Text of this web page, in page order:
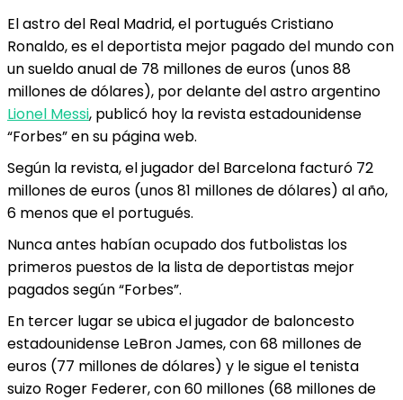
El astro del Real Madrid, el portugués Cristiano
Ronaldo, es el deportista mejor pagado del mundo con
un sueldo anual de 78 millones de euros (unos 88
millones de dólares), por delante del astro argentino
Lionel Messi, publicó hoy la revista estadounidense
“Forbes” en su página web.
Según la revista, el jugador del Barcelona facturó 72
millones de euros (unos 81 millones de dólares) al año,
6 menos que el portugués.
Nunca antes habían ocupado dos futbolistas los
primeros puestos de la lista de deportistas mejor
pagados según “Forbes”.
En tercer lugar se ubica el jugador de baloncesto
estadounidense LeBron James, con 68 millones de
euros (77 millones de dólares) y le sigue el tenista
suizo Roger Federer, con 60 millones (68 millones de